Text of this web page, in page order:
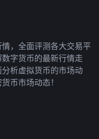
，全面评测各大交易平
字货币的最新行情走
析虚拟货币的市场动
币市场动态！